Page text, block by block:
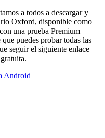
a todos a descargar y
Oxford, disponible como
una prueba Premium
puedes probar todas las
seguir el siguiente enlace
Android